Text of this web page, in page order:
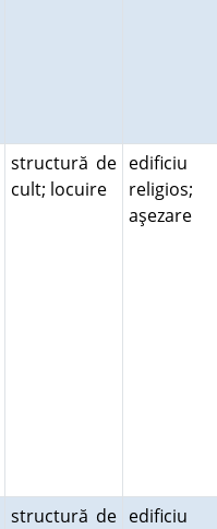
structură de
cult; locuire
edificiu
religios;
aşezare
structură de edificiu